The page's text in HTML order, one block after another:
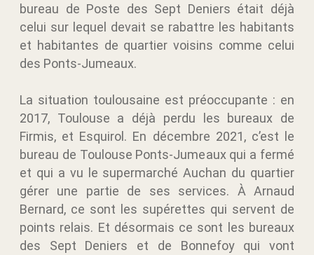
bureau de Poste des Sept Deniers était déjà
celui sur lequel devait se rabattre les habitants
et habitantes de quartier voisins comme celui
des Ponts-Jumeaux.
La situation toulousaine est préoccupante : en
2017, Toulouse a déjà perdu les bureaux de
Firmis, et Esquirol. En décembre 2021, c’est le
bureau de Toulouse Ponts-Jumeaux qui a fermé
et qui a vu le supermarché Auchan du quartier
gérer une partie de ses services. À Arnaud
Bernard, ce sont les supérettes qui servent de
points relais. Et désormais ce sont les bureaux
des Sept Deniers et de Bonnefoy qui vont